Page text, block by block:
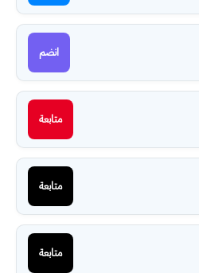
انضم
متابعة
متابعة
متابعة